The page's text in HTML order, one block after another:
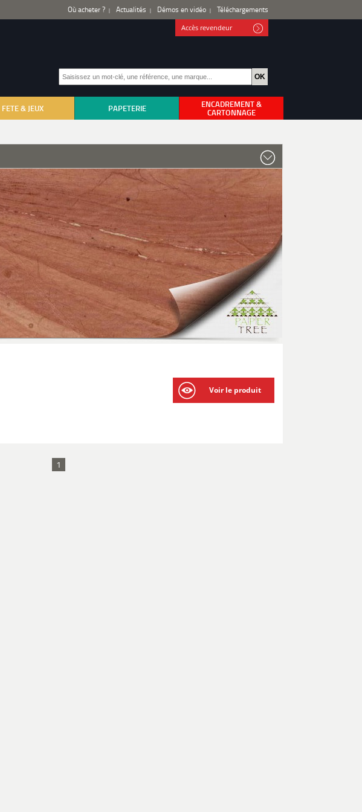
Où acheter ? Actualités Démos en vidéo Téléchargements
Accès revendeur
FETE & JEUX PAPETERIE ENCADREMENT &
CARTONNAGE
Voir le produit
1